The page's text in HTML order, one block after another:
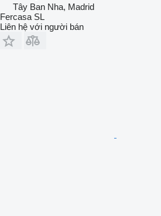
Tây Ban Nha, Madrid
Fercasa SL
Liên hệ với người bán